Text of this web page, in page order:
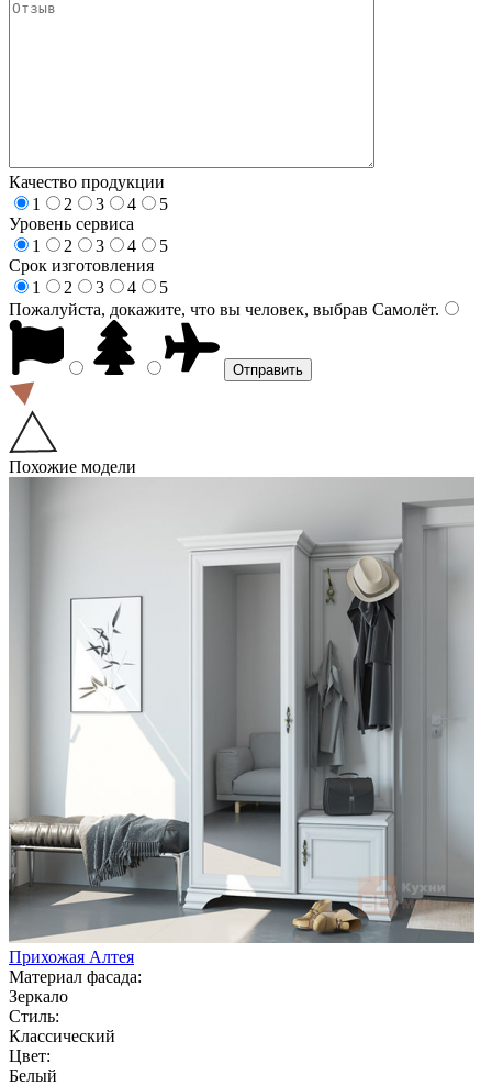
Качество продукции
1
2 3 4
5
Уровень сервиса
1
2 3 4
5
Срок изготовления
1
2 3 4
5
Пожалуйста, докажите, что вы человек, выбрав Самолёт.
Похожие модели
Прихожая Алтея
Материал фасада:
Зеркало
Стиль:
Классический
Цвет:
Белый